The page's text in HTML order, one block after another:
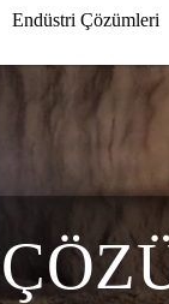
Endüstri Çözümleri